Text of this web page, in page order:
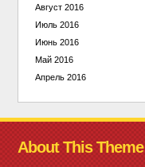
Август 2016
Июль 2016
Июнь 2016
Май 2016
Апрель 2016
About This Theme